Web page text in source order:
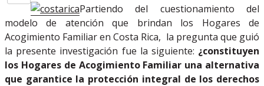
Partiendo del cuestionamiento del
modelo de atención que brindan los Hogares de
Acogimiento Familiar en Costa Rica, la pregunta que guió
la presente investigación fue la siguiente: ¿constituyen
los Hogares de Acogimiento Familiar una alternativa
que garantice la protección integral de los derechos